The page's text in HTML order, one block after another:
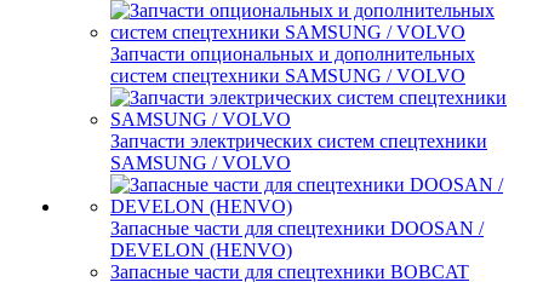
Запчасти опциональных и дополнительных
систем спецтехники SAMSUNG / VOLVO
Запчасти электрических систем спецтехники
SAMSUNG / VOLVO
Запасные части для спецтехники DOOSAN /
DEVELON (HENVO)
Запасные части для спецтехники BOBCAT